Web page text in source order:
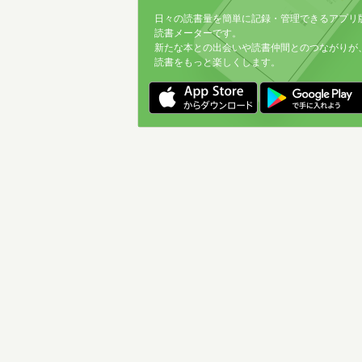
日々の読書量を簡単に記録・管理できるアプリ
読書メーターです。
新たな本との出会いや読書仲間とのつながりが
読書をもっと楽しくします。